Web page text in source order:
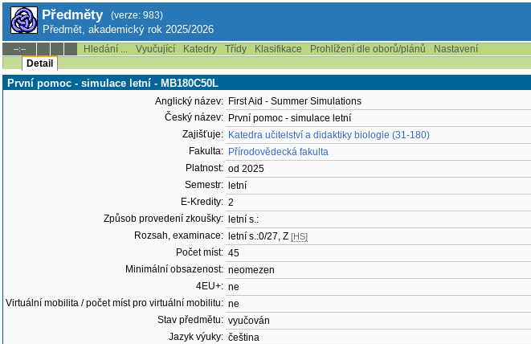
Předměty (verze: 983)
Předmět, akademický rok 2025/2026
--:-- Hledání ... Vyučující Katedry Třídy Klasifikace Prohlížení dle oborů/plánů
Nastavení
Detail
První pomoc - simulace letní - MB180C50L
Anglický název: First Aid - Summer Simulations
Český název: První pomoc - simulace letní
Zajišťuje: Katedra učitelství a didaktiky biologie (31-180)
Fakulta: Přírodovědecká fakulta
Platnost: od 2025
Semestr:
letní
E-Kredity: 2
Způsob provedení zkoušky:
letní s.:
Rozsah, examinace:
letní s.:0/27, Z [HS]
Počet míst: 45
Minimální obsazenost: neomezen
4EU+: ne
Virtuální mobilita / počet míst pro virtuální mobilitu: ne
Stav předmětu: vyučován
Jazyk výuky: čeština